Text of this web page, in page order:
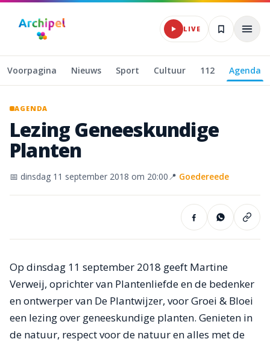
Naar hoofdinhoud
LIVE
Voorpagina Nieuws Sport Cultuur 112 Agenda
AGENDA
Lezing Geneeskundige
Planten
📅 dinsdag 11 september 2018 om 20:00📍 Goedereede
Op dinsdag 11 september 2018 geeft Martine
Verweij, oprichter van Plantenliefde en de bedenker
en ontwerper van De Plantwijzer, voor Groei & Bloei
een lezing over geneeskundige planten. Genieten in
de natuur, respect voor de natuur en alles met de